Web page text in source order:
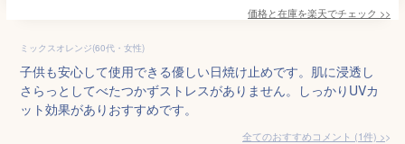
価格と在庫を楽天でチェック >>
ミックスオレンジ(60代・女性)
子供も安心して使用できる優しい日焼け止めです。肌に浸透し
さらっとしてべたつかずストレスがありません。しっかりUVカ
ット効果がありおすすめです。
全てのおすすめコメント (1件) >